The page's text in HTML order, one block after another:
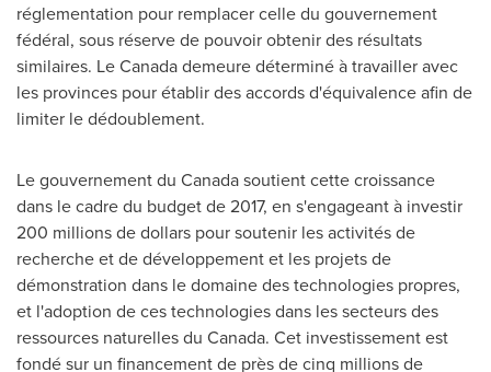
réglementation pour remplacer celle du gouvernement
fédéral, sous réserve de pouvoir obtenir des résultats
similaires. Le Canadademeure déterminé à travailler avec
les provinces pour établir des accords d'équivalence afin de
limiter le dédoublement.
Le gouvernement du Canada soutient cette croissance
dans le cadre du budget de 2017, en s'engageant à investir
200 millions de dollars pour soutenir les activités de
recherche et de développement et les projets de
démonstration dans le domaine des technologies propres,
et l'adoption de ces technologies dans les secteurs des
ressources naturelles du Canada. Cet investissement est
fondé sur un financement de près de cinq millions de